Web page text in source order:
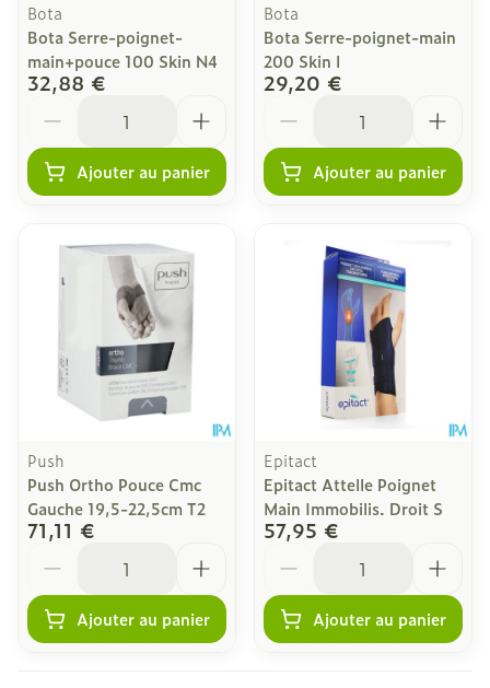
Bota
Bota Serre-poignet-
main+pouce 100 Skin N4
32,88 €
Ajouter au panier
Bota
Bota Serre-poignet-main
200 Skin l
29,20 €
Ajouter au panier
Push
Push Ortho Pouce Cmc
Gauche 19,5-22,5cm T2
71,11 €
Ajouter au panier
Epitact
Epitact Attelle Poignet
Main Immobilis. Droit S
57,95 €
Ajouter au panier